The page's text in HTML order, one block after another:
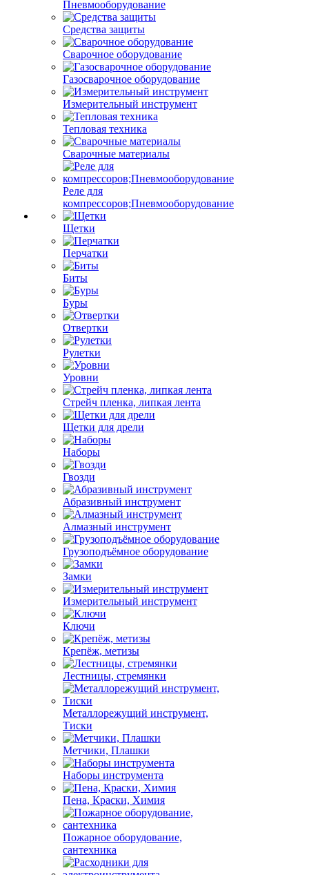
Пневмооборудование
Средства защиты
Сварочное оборудование
Газосварочное оборудование
Измерительный инструмент
Тепловая техника
Сварочные материалы
Реле для
компрессоров;Пневмооборудование
Щетки
Перчатки
Биты
Буры
Отвертки
Рулетки
Уровни
Стрейч пленка, липкая лента
Щетки для дрели
Наборы
Гвозди
Абразивный инструмент
Алмазный инструмент
Грузоподъёмное оборудование
Замки
Измерительный инструмент
Ключи
Крепёж, метизы
Лестницы, стремянки
Металлорежущий инструмент,
Тиски
Метчики, Плашки
Наборы инструмента
Пена, Краски, Химия
Пожарное оборудование,
сантехника